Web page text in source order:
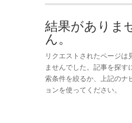
結果がありま
ん。
リクエストされたページは
ませんでした。記事を探す
索条件を絞るか、上記のナ
ョンを使ってください。